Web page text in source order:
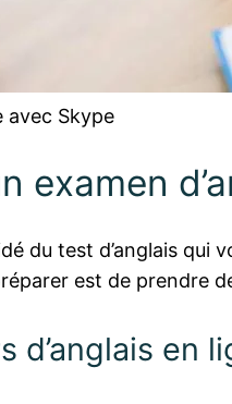
avec Skype
examen
du test d’anglais
est de prendre
d’anglais en